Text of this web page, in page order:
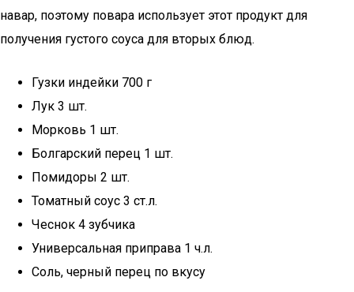
навар, поэтому повара использует этот продукт для
получения густого соуса для вторых блюд.
Гузки индейки 700 г
Лук 3 шт.
Морковь 1 шт.
Болгарский перец 1 шт.
Помидоры 2 шт.
Томатный соус 3 ст.л.
Чеснок 4 зубчика
Универсальная приправа 1 ч.л.
Соль, черный перец по вкусу